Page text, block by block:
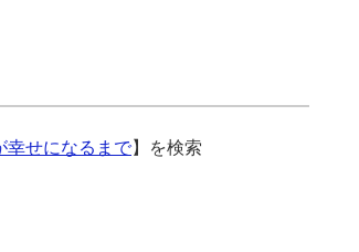
幸せになるまで】を検索